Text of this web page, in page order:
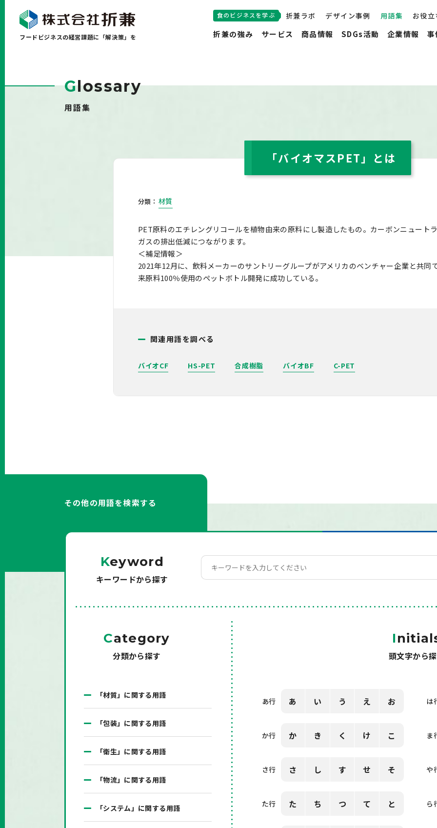
フードビジネスの経営課題に「解決策」を
食のビジネスを学ぶ 折兼ラボ デザイン事例 用語集 お役
折兼の強み サービス 商品情報 SDGs活動 企業情報 事
Glossary
用語集
「バイオマスPET」とは
分類： 材質
PET原料のエチレングリコールを植物由来の原料にし製造したもの。カーボンニュート
ガスの排出低減につながります。
＜補足情報＞
2021年12月に、飲料メーカーのサントリーグループがアメリカのベンチャー企業と共同
来原料100％使用のペットボトル開発に成功している。
関連用語を調べる
バイオCF HS-PET 合成樹脂 バイオBF C-PET
その他の用語を検索する
Keyword
キーワードから探す
Category
分類から探す
「材質」に関する用語
「包装」に関する用語
「衛生」に関する用語
「物流」に関する用語
「システム」に関する用語
I
頭文字から
あ行 あ い う え お
か行 か き く け こ
さ行 さ し す せ そ
た行 た ち つ て と
は
ま
や
ら